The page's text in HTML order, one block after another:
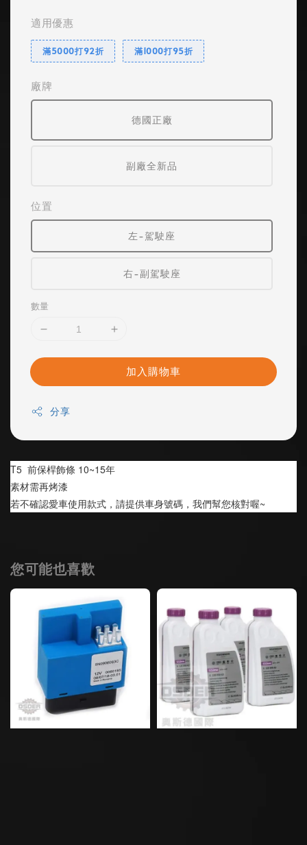
適用優惠
滿5000打92折 滿1000打95折
廠牌
德國正廠
副廠全新品
位置
左-駕駛座
右-副駕駛座
數量
加入購物車
分享
T5  前保桿飾條 10~15年
素材需再烤漆
若不確認愛車使用款式，請提供車身號碼，我們幫您核對喔~
您可能也喜歡